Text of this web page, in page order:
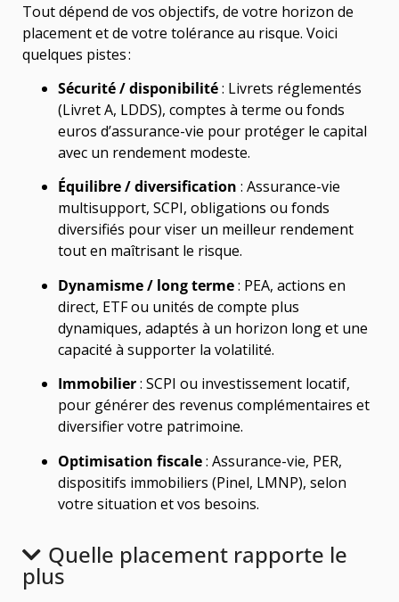
Tout dépend de vos objectifs, de votre horizon de
placement et de votre tolérance au risque. Voici
quelques pistes :
Sécurité / disponibilité: Livrets réglementés
(Livret A, LDDS), comptes à terme ou fonds
euros d’assurance-vie pour protéger le capital
avec un rendement modeste.
Équilibre / diversification : Assurance-vie
multisupport, SCPI, obligations ou fonds
diversifiés pour viser un meilleur rendement
tout en maîtrisant le risque.
Dynamisme / long terme: PEA, actions en
direct, ETF ou unités de compte plus
dynamiques, adaptés à un horizon long et une
capacité à supporter la volatilité.
Immobilier: SCPI ou investissement locatif,
pour générer des revenus complémentaires et
diversifier votre patrimoine.
Optimisation fiscale: Assurance-vie, PER,
dispositifs immobiliers (Pinel, LMNP), selon
votre situation et vos besoins.
Quelle placement rapporte le
plus